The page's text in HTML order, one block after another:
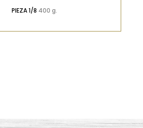
PIEZA 1/8 400 g.